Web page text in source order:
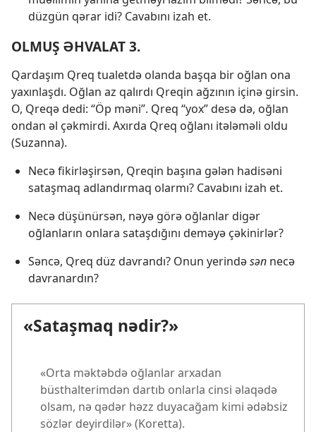
düzgün qərar idi? Cavabını izah et.
OLMUŞ ƏHVALAT 3.
Qardaşım Qreq tualetdə olanda başqa bir oğlan ona
yaxınlaşdı. Oğlan az qalırdı Qreqin ağzının içinə girsin.
O, Qreqə dedi: “Öp məni”. Qreq “yox” desə də, oğlan
ondan əl çəkmirdi. Axırda Qreq oğlanı itələməli oldu
(Suzanna).
Necə fikirləşirsən, Qreqin başına gələn hadisəni
sataşmaq adlandırmaq olarmı? Cavabını izah et.
Necə düşünürsən, nəyə görə oğlanlar digər
oğlanların onlara sataşdığını deməyə çəkinirlər?
Səncə, Qreq düz davrandı? Onun yerindəsən necə
davranardın?
«Sataşmaq nədir?»
«Orta məktəbdə oğlanlar arxadan
büsthalterimdən dartıb onlarla cinsi əlaqədə
olsam, nə qədər həzz duyacağam kimi ədəbsiz
sözlər deyirdilər» (Koretta).